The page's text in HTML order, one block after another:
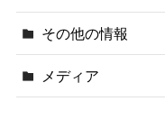
その他の情報
メディア